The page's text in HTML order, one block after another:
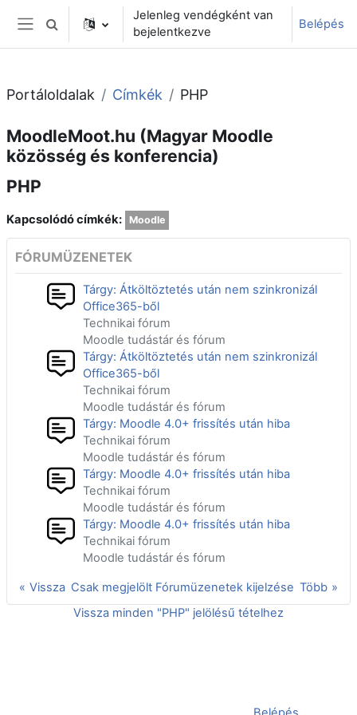
Tovább a fő tartalomhoz
Oldalpanel
Keresési bemeneti adatok váltása
Jelenleg vendégként van
bejelentkezve
Belépés
Portáloldalak Címkék PHP
MoodleMoot.hu (Magyar Moodle
közösség és konferencia)
PHP
Kapcsolódó címkék: Moodle
FÓRUMÜZENETEK
Tárgy: Átköltöztetés után nem szinkronizál
Office365-ből
Technikai fórum
Moodle tudástár és fórum
Tárgy: Átköltöztetés után nem szinkronizál
Office365-ből
Technikai fórum
Moodle tudástár és fórum
Tárgy: Moodle 4.0+ frissítés után hiba
Technikai fórum
Moodle tudástár és fórum
Tárgy: Moodle 4.0+ frissítés után hiba
Technikai fórum
Moodle tudástár és fórum
Tárgy: Moodle 4.0+ frissítés után hiba
Technikai fórum
Moodle tudástár és fórum
Vissza Több
Csak megjelölt Fórumüzenetek kijelzése
Vissza minden "PHP" jelölésű tételhez